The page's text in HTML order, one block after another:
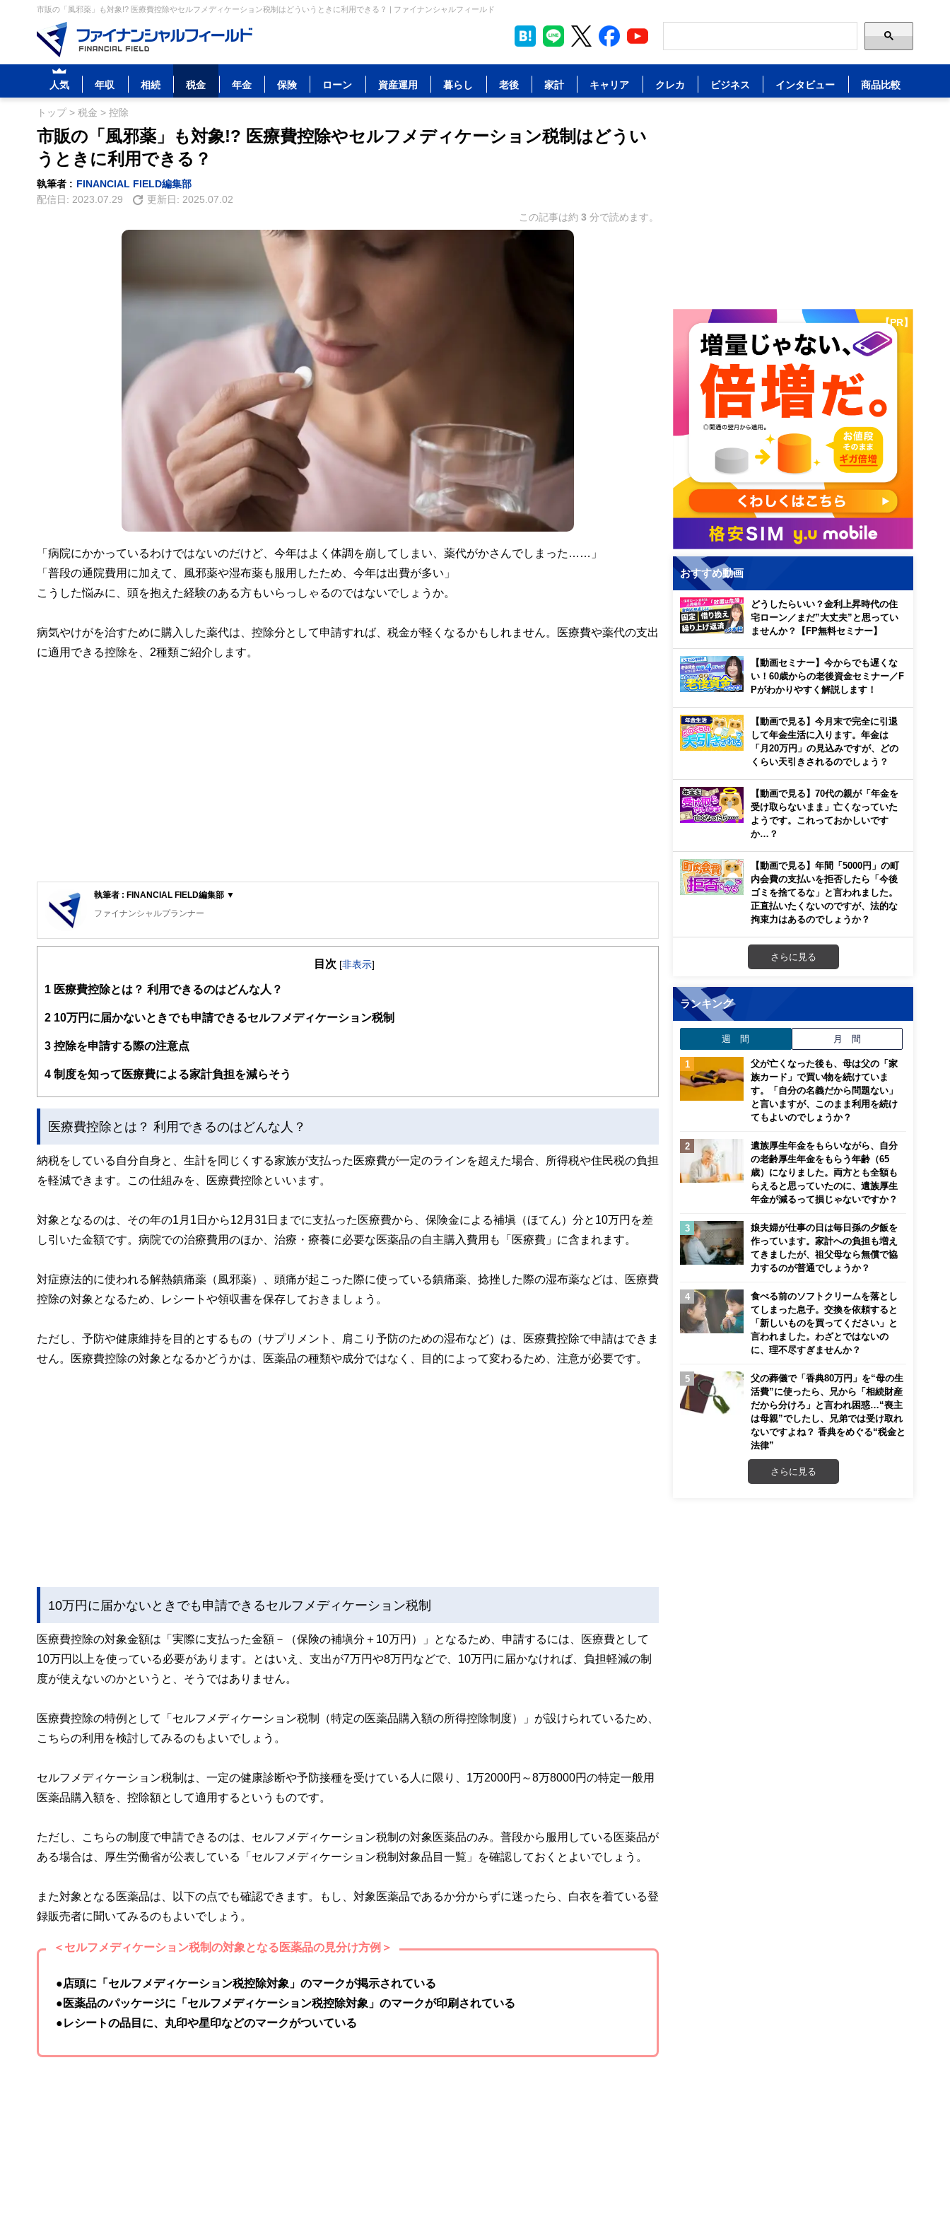
市販の「風邪薬」も対象!? 医療費控除やセルフメディケーション税制はどういうときに利用できる？ | ファイナンシャルフィールド
人気 年収 相続 税金 年金 保険 ローン 資産運用 暮らし 老後 家計 キャリア クレカ ビジネス インタビュー 商品比較
トップ> 税金 > 控除
市販の「風邪薬」も対象!? 医療費控除やセルフメディケーション税制はどうい
うときに利用できる？
執筆者 : FINANCIAL FIELD編集部
配信日: 2023.07.29 更新日: 2025.07.02
この記事は約 3 分で読めます。
「病院にかかっているわけではないのだけど、今年はよく体調を崩してしまい、薬代がかさんでしまった……」
「普段の通院費用に加えて、風邪薬や湿布薬も服用したため、今年は出費が多い」
こうした悩みに、頭を抱えた経験のある方もいらっしゃるのではないでしょうか。
病気やけがを治すために購入した薬代は、控除分として申請すれば、税金が軽くなるかもしれません。医療費や薬代の支出
に適用できる控除を、2種類ご紹介します。
執筆者 : FINANCIAL FIELD編集部 ▼
ファイナンシャルプランナー
FinancialField編集部は、金融、経済に関する記事を、日々の暮らしにどのような影響を与えるかという視点で、お金の知識がない方でも理解でき
案から記事掲載まですべての工程に関わることで、読者目線のコンテンツを追求しています。
FinancialFieldの特徴は、ファイナンシャルプランナー、弁護士、税理士、宅地建物取引士、相続診断士、住宅ローンアドバイザー、DCプランナ
ー、公認会計士、社会保険労務士、行政書士、投資アナリスト、キャリアコンサルタントなど150名以上の有資格者を執筆者・監修者として迎
と、読み応えのあるコンテンツと確かな情報発信を実現しています。
私たちは、快適でより良い生活のアイデアを提供するお金のコンシェルジュを目指します。
目次 [非表示]
1 医療費控除とは？ 利用できるのはどんな人？
2 10万円に届かないときでも申請できるセルフメディケーション税制
3 控除を申請する際の注意点
4 制度を知って医療費による家計負担を減らそう
医療費控除とは？ 利用できるのはどんな人？
納税をしている自分自身と、生計を同じくする家族が支払った医療費が一定のラインを超えた場合、所得税や住民税の負担
を軽減できます。この仕組みを、医療費控除といいます。
対象となるのは、その年の1月1日から12月31日までに支払った医療費から、保険金による補塡（ほてん）分と10万円を差
し引いた金額です。病院での治療費用のほか、治療・療養に必要な医薬品の自主購入費用も「医療費」に含まれます。
対症療法的に使われる解熱鎮痛薬（風邪薬）、頭痛が起こった際に使っている鎮痛薬、捻挫した際の湿布薬などは、医療費
控除の対象となるため、レシートや領収書を保存しておきましょう。
ただし、予防や健康維持を目的とするもの（サプリメント、肩こり予防のための湿布など）は、医療費控除で申請はできま
せん。医療費控除の対象となるかどうかは、医薬品の種類や成分ではなく、目的によって変わるため、注意が必要です。
10万円に届かないときでも申請できるセルフメディケーション税制
医療費控除の対象金額は「実際に支払った金額－（保険の補塡分＋10万円）」となるため、申請するには、医療費として
10万円以上を使っている必要があります。とはいえ、支出が7万円や8万円などで、10万円に届かなければ、負担軽減の制
度が使えないのかというと、そうではありません。
医療費控除の特例として「セルフメディケーション税制（特定の医薬品購入額の所得控除制度）」が設けられているため、
こちらの利用を検討してみるのもよいでしょう。
セルフメディケーション税制は、一定の健康診断や予防接種を受けている人に限り、1万2000円～8万8000円の特定一般用
医薬品購入額を、控除額として適用するというものです。
ただし、こちらの制度で申請できるのは、セルフメディケーション税制の対象医薬品のみ。普段から服用している医薬品が
ある場合は、厚生労働省が公表している「セルフメディケーション税制対象品目一覧」を確認しておくとよいでしょう。
また対象となる医薬品は、以下の点でも確認できます。もし、対象医薬品であるか分からずに迷ったら、白衣を着ている登
録販売者に聞いてみるのもよいでしょう。
＜セルフメディケーション税制の対象となる医薬品の見分け方例＞
●店頭に「セルフメディケーション税控除対象」のマークが掲示されている
●医薬品のパッケージに「セルフメディケーション税控除対象」のマークが印刷されている
●レシートの品目に、丸印や星印などのマークがついている
【PR】
おすすめ動画
どうしたらいい？金利上昇時代の住
宅ローン／まだ”大丈夫”と思ってい
ませんか？【FP無料セミナー】
【動画セミナー】今からでも遅くな
い！60歳からの老後資金セミナー／F
Pがわかりやすく解説します！
【動画で見る】今月末で完全に引退
して年金生活に入ります。年金は
「月20万円」の見込みですが、どの
くらい天引きされるのでしょう？
【動画で見る】70代の親が「年金を
受け取らないまま」亡くなっていた
ようです。これっておかしいです
か…？
【動画で見る】年間「5000円」の町
内会費の支払いを拒否したら「今後
ゴミを捨てるな」と言われました。
正直払いたくないのですが、法的な
拘束力はあるのでしょうか？
さらに見る
ランキング
週 間 月 間
父が亡くなった後も、母は父の「家
族カード」で買い物を続けていま
す。「自分の名義だから問題ない」
と言いますが、このまま利用を続け
てもよいのでしょうか？
遺族厚生年金をもらいながら、自分
の老齢厚生年金をもらう年齢（65
歳）になりました。両方とも全額も
らえると思っていたのに、遺族厚生
年金が減るって損じゃないですか？
娘夫婦が仕事の日は毎日孫の夕飯を
作っています。家計への負担も増え
てきましたが、祖父母なら無償で協
力するのが普通でしょうか？
食べる前のソフトクリームを落とし
てしまった息子。交換を依頼すると
「新しいものを買ってください」と
言われました。わざとではないの
に、理不尽すぎませんか？
父の葬儀で「香典80万円」を“母の生
活費”に使ったら、兄から「相続財産
だから分けろ」と言われ困惑…“喪主
は母親”でしたし、兄弟では受け取れ
ないですよね？ 香典をめぐる“税金と
法律”
さらに見る